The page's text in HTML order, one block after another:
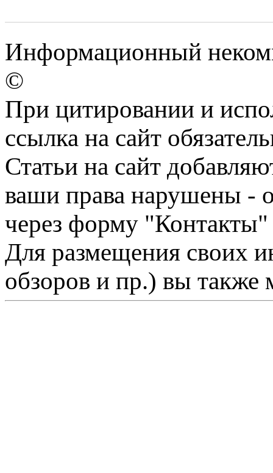
Информационный
©
При цитировании и
ссылка на сайт
Статьи на сайт
ваши права нарушены -
через форму "Контакты"
Для размещения своих
обзоров и пр.) вы также